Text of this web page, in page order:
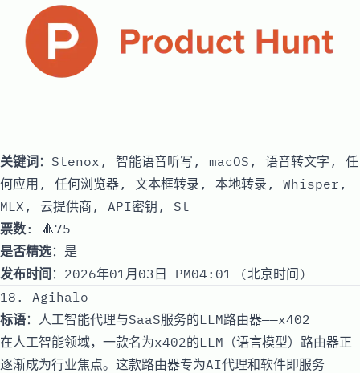
关键词：Stenox, 智能语音听写, macOS, 语音转文字, 任
何应用, 任何浏览器, 文本框转录, 本地转录, Whisper,
MLX, 云提供商, API密钥, St
票数: 🔺75
是否精选：是
发布时间 ：2026年01月03日 PM04:01 (北京时间)
18. Agihalo
标语：人工智能代理与SaaS服务的LLM路由器——x402
在人工智能领域，一款名为x402的LLM（语言模型）路由器正
逐渐成为行业焦点。这款路由器专为AI代理和软件即服务